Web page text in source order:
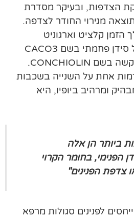
הצדפות, ובעיקר מסדרת
מגירוי החודר לצדפה.
קלציט וארגוניט
המרכיבים העיקריים של סידן פחמתי בשם CACO3
בשילוב עם חלבון קרני קשה בשם CONCHIOLIN.
אחת על השנייה בשכבות
ומרהיב ביופיו, היא
ביותר הן אלה
הפנימי, בחומר הקרוי
צדפת הפנינים"
לפנינים סגולות מרפא